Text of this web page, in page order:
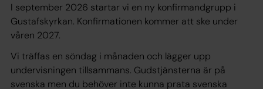
I september 2026 startar vi en ny konfirmandgrupp i
Gustafskyrkan. Konfirmationen kommer att ske under
våren 2027.
Vi träffas en söndag i månaden och lägger upp
undervisningen tillsammans. Gudstjänsterna är på
svenska men du behöver inte kunna prata svenska